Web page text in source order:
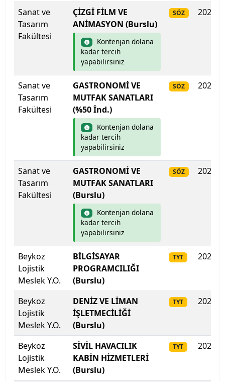
İstanbul Teknik Üniversitesi
İstanbul Ticaret Üniversitesi
İstanbul Topkapı Üniversitesi
İstanbul Üniversitesi
İstanbul Üniversitesi-Cerrahpaşa
İstanbul Yeni Yüzyıl Üniversitesi
İstinye Üniversitesi
İTÜ-KKTC Eğitim Araştırma Yerleşkesi
İzmir Bakırçay Üniversitesi
İzmir Demokrasi Üniversitesi
İzmir Ekonomi Üniversitesi
İzmir Katip Çelebi Üniversitesi
İzmir Kavram Meslek Y.O.
İzmir Tınaztepe Üniversitesi
İzmir Yüksek Teknoloji Enstitüsü
Sanat ve
Tasarım
Fakültesi
ÇİZGİ FİLM VE
ANİMASYON (Burslu)
Kontenjan dolana
kadar tercih
yapabilirsiniz
SÖZ 2025
Sanat ve
Tasarım
Fakültesi
GASTRONOMİ VE
MUTFAK SANATLARI
(%50 İnd.)
Kontenjan dolana
kadar tercih
yapabilirsiniz
SÖZ 2025
Sanat ve
Tasarım
Fakültesi
GASTRONOMİ VE
MUTFAK SANATLARI
(Burslu)
Kontenjan dolana
kadar tercih
yapabilirsiniz
SÖZ 2025
Beykoz
Lojistik
Meslek Y.O.
BİLGİSAYAR
PROGRAMCILIĞI
(Burslu)
TYT 2025
Beykoz
Lojistik
Meslek Y.O.
DENİZ VE LİMAN
İŞLETMECİLİĞİ
(Burslu)
TYT 2025
Beykoz
Lojistik
Meslek Y.O.
SİVİL HAVACILIK
KABİN HİZMETLERİ
(Burslu)
TYT 2025